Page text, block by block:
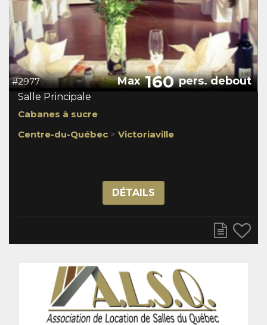
#2977 Max160pers. debout
Salle Principale
Cabanes à sucre
Centre-du-Québec > Victoriaville
DÉTAILS